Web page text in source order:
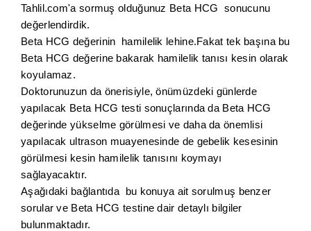
Tahlil.com'a sormuş olduğunuz Beta HCG sonucunu
değerlendirdik.
Beta HCG değerinin hamilelik lehine.Fakat tek başına bu
Beta HCG değerine bakarak hamilelik tanısı kesin olarak
koyulamaz.
Doktorunuzun da önerisiyle, önümüzdeki günlerde
yapılacak Beta HCG testi sonuçlarında da Beta HCG
değerinde yükselme görülmesi ve daha da önemlisi
yapılacak ultrason muayenesinde de gebelik kesesinin
görülmesi kesin hamilelik tanısını koymayı
sağlayacaktır.
Aşağıdaki bağlantıda bu konuya ait sorulmuş benzer
sorular ve Beta HCG testine dair detaylı bilgiler
bulunmaktadır.